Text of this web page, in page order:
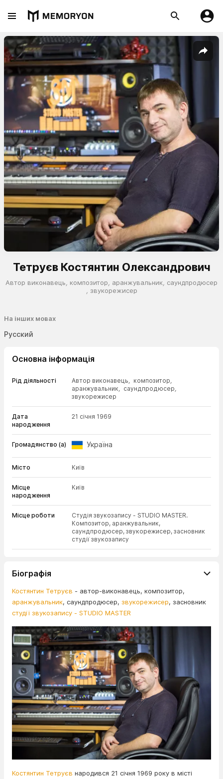
Тетруєв Костянтин Олександрович
Автор виконавець, композитор, аранжувальник, саундпродюсер
, звукорежисер
На інших мовах
Русский
Основна інформація
Рід діяльності Автор виконавець, композитор,
аранжувальник, саундпродюсер,
звукорежисер
Дата
народження
21 січня 1969
Громадянство (а) Україна
Місто Київ
Місце
народження
Київ
Місце роботи
Студія звукозапису - STUDIO MASTER.
Композитор, аранжувальник,
саундпродюсер, звукорежисер, засновник
студії звукозапису
Біографія
Костянтин Тетруєв - автор-виконавець, композитор,
аранжувальник, саундпродюсер, звукорежисер, засновник
студії звукозапису - STUDIO MASTER
Костянтин Тетруєв народився 21 січня 1969 року в місті